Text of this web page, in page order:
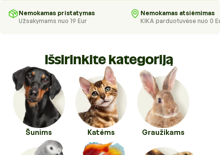
Higienos priemonės
Kirpykloms, parodoms
Transportavimo priemonės
Veterinarinės prekės
Veterinarinės prekės
Pavadėliai, antkakliai, petnešos
Tualetai ir jų priedai
Nemokamas pristatymas
Užsakymams nuo 19 Eur
Nemokamas atsiėmimas
KIKA parduotuvėse nuo 0
Išsirinkite kategoriją
Šunims Katėms Graužikams